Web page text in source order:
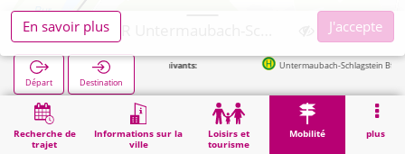
Recherche de
trajet
Informations sur la
ville
Loisirs et
tourisme
Mobilité plus
Départ Destination
Arrêts suivants: Untermaubach-Schlagstein Bf in 24m
Démarrage Kreuzau, P+R Untermaubach-Schlagstein
En savoir plus
J'accepte